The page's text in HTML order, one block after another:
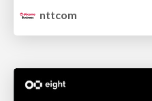
nttcom